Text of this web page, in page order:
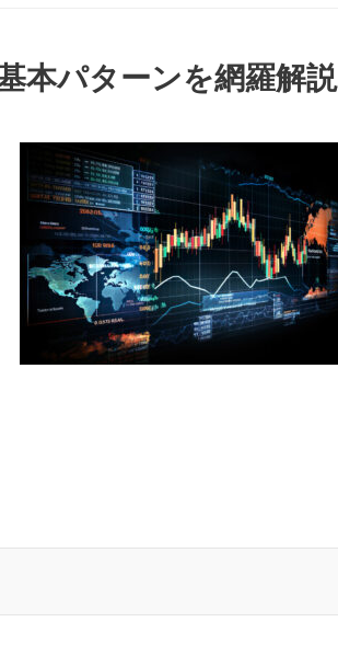
本パターンを網羅解説